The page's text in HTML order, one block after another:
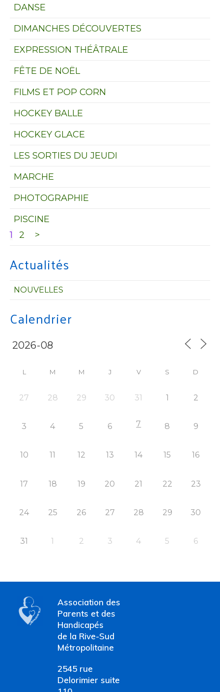
DANSE
DIMANCHES DÉCOUVERTES
EXPRESSION THÉÂTRALE
FÊTE DE NOËL
FILMS ET POP CORN
HOCKEY BALLE
HOCKEY GLACE
LES SORTIES DU JEUDI
MARCHE
PHOTOGRAPHIE
PISCINE
1
2 >
Actualités
NOUVELLES
Calendrier
L M M J V S D
27 28 29 30 31 1 2
3 4 5 6 7 8 9
10 11 12 13 14 15 16
17 18 19 20 21 22 23
24 25 26 27 28 29 30
31 1 2 3 4 5 6
Association des
Parents et des
Handicapés
de la Rive-Sud
Métropolitaine
2545 rue
Delorimier suite